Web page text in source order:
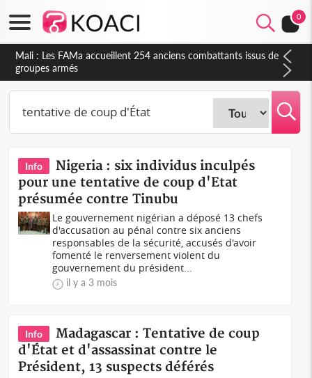
0
Côte d'Ivoire : Election FIF, le frère de feu Sidy Diallo se lance
dans la course
Info
Nigeria : six individus inculpés
pour une tentative de coup d'Etat
présumée contre Tinubu
Le gouvernement nigérian a déposé 13 chefs
d'accusation au pénal contre six anciens
responsables de la sécurité, accusés d'avoir
fomenté le renversement violent du
gouvernement du président...
il y a 3 mois
Info
Madagascar : Tentative de coup
d'État et d'assassinat contre le
Président, 13 suspects déférés